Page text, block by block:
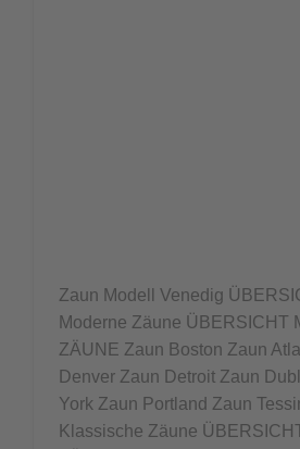
Zaun Modell Venedig
Moderne Zäune ÜBERSICHT
ZÄUNE Zaun Boston Zaun
Denver Zaun Detroit Zaun
York Zaun Portland Zaun
Klassische Zäune